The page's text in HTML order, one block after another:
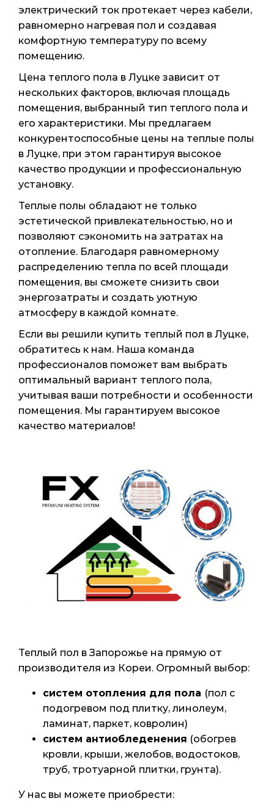
электрический ток протекает через кабели,
равномерно нагревая пол и создавая
комфортную температуру по всему
помещению.
Цена теплого пола в Луцке зависит от
нескольких факторов, включая площадь
помещения, выбранный тип теплого пола и
его характеристики. Мы предлагаем
конкурентоспособные цены на теплые полы
в Луцке, при этом гарантируя высокое
качество продукции и профессиональную
установку.
Теплые полы обладают не только
эстетической привлекательностью, но и
позволяют сэкономить на затратах на
отопление. Благодаря равномерному
распределению тепла по всей площади
помещения, вы сможете снизить свои
энергозатраты и создать уютную
атмосферу в каждой комнате.
Если вы решили купить теплый пол в Луцке,
обратитесь к нам. Наша команда
профессионалов поможет вам выбрать
оптимальный вариант теплого пола,
учитывая ваши потребности и особенности
помещения. Мы гарантируем высокое
качество материалов!
Теплый пол в Запорожье на прямую от
производителя из Кореи. Огромный выбор:
систем отопления для пола (пол с
подогревом под плитку, линолеум,
ламинат, паркет, ковролин)
систем антиобледенения (обогрев
кровли, крыши, желобов, водостоков,
труб, тротуарной плитки, грунта).
У нас вы можете приобрести: